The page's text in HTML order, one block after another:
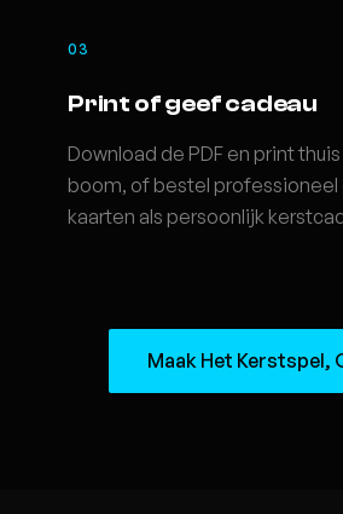
03
Print of geef cadeau
Download de PDF en print
boom, of bestel professioneel
kaarten als persoonlijk
Maak Het Kerstspel,